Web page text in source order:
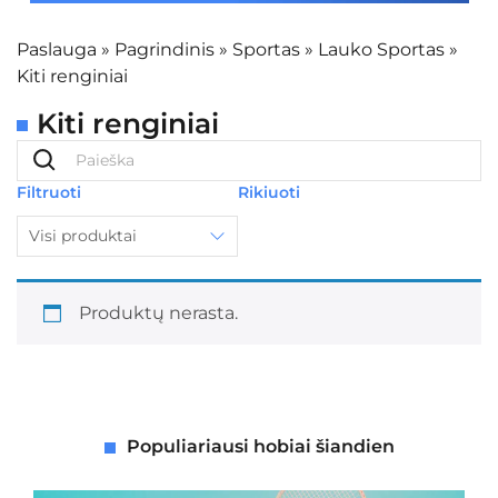
Paslauga » Pagrindinis » Sportas » Lauko Sportas »
Kiti renginiai
Kiti renginiai
Filtruoti
Visi produktai
Rikiuoti
Produktų nerasta.
Populiariausi hobiai šiandien